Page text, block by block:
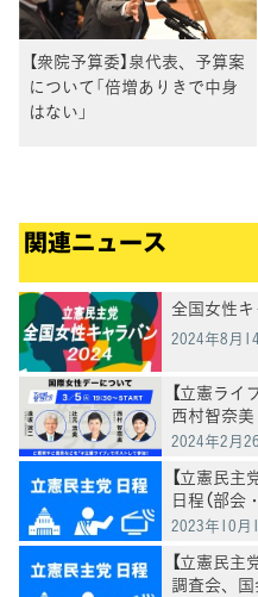
【衆院予算委】泉代表、予算案
について「倍増ありきで中身
はない」
関連ニュース
全国女性
2024年8月
【立憲ラ
西村智奈美
2024年2月
【立憲民主
日程（部会
メディア出
2023年10月
【立憲民主
調査会、